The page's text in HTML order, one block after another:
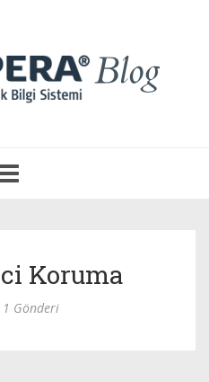
Koruma
Gönderi